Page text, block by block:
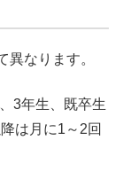
なります。
3年生、既卒生
は月に1～2回